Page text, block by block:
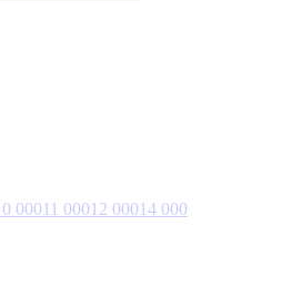
00011 00012 00014 000